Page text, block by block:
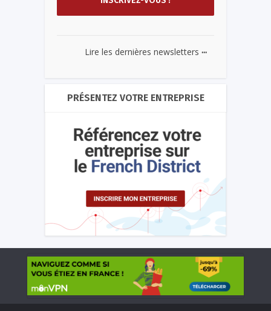
Lire les dernières newsletters ...
PRÉSENTEZ VOTRE ENTREPRISE